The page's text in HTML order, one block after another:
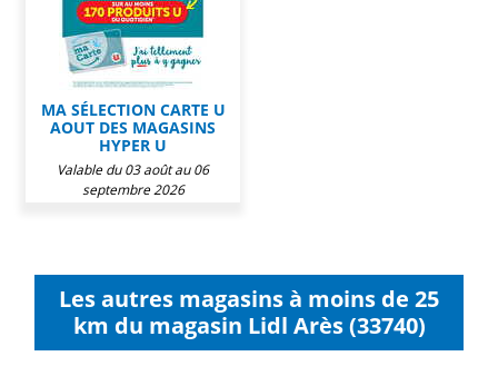
MA SÉLECTION CARTE U
AOUT DES MAGASINS
HYPER U
Valable du 03 août au 06
septembre 2026
Les autres magasins à moins de 25
km du magasin Lidl Arès (33740)